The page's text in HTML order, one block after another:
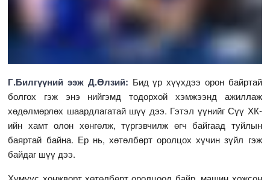
Г.Билгүүний ээж Д.Өлзий: Бид үр хүүхдээ орон байртай
болгох гэж энэ нийгэмд тодорхой хэмжээнд ажиллаж
хөдөлмөрлөх шаардлагатай шүү дээ. Гэтэл үүнийг Сүү ХК-
ийн хамт олон хөнгөлж, түргэвчилж өгч байгаад туйлын
баяртай байна. Ер нь, хөтөлбөрт оролцох хүчин зүйл гэж
байдаг шүү дээ.